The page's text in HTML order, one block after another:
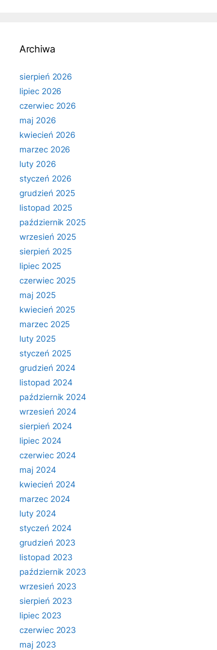
Archiwa
sierpień 2026
lipiec 2026
czerwiec 2026
maj 2026
kwiecień 2026
marzec 2026
luty 2026
styczeń 2026
grudzień 2025
listopad 2025
październik 2025
wrzesień 2025
sierpień 2025
lipiec 2025
czerwiec 2025
maj 2025
kwiecień 2025
marzec 2025
luty 2025
styczeń 2025
grudzień 2024
listopad 2024
październik 2024
wrzesień 2024
sierpień 2024
lipiec 2024
czerwiec 2024
maj 2024
kwiecień 2024
marzec 2024
luty 2024
styczeń 2024
grudzień 2023
listopad 2023
październik 2023
wrzesień 2023
sierpień 2023
lipiec 2023
czerwiec 2023
maj 2023